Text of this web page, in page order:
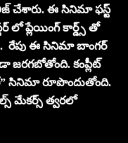
చేశారు. ఈ సినిమా ఫస్ట్
లో ప్లేయింగ్ కార్డ్స్ తో
రేపు ఈ సినిమా బాంగర్
జరగబోతోంది. కంప్లీట్
సినిమా రూపొందుతోంది.
మేకర్స్ త్వరలో